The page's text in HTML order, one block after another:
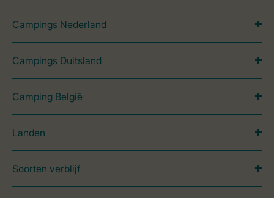
Campings Nederland
Campings Duitsland
Camping België
Landen
Soorten verblijf